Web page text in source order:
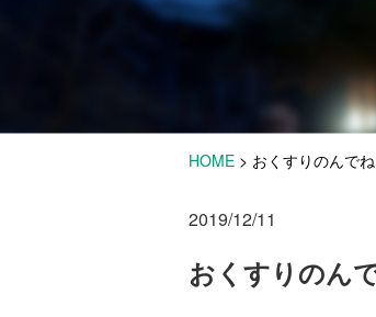
HOME > おくすりのんでね
2019/12/11
おくすりのん